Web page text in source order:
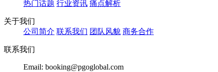
热门话题 行业资讯 痛点解析
关于我们
公司简介 联系我们 团队风貌 商务合作
联系我们
Email: booking@pgoglobal.com